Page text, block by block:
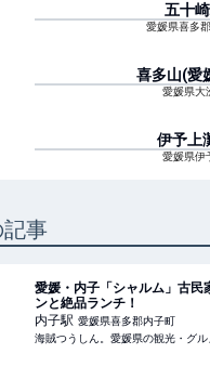
五十崎
愛媛県喜多
喜多山(愛
愛媛県大
伊予上
愛媛県伊
事
愛媛・内子「シャルム」古民
ンと絶品ランチ！
内子駅 愛媛県喜多郡内子町
海賊つうしん。愛媛県の観光・グ